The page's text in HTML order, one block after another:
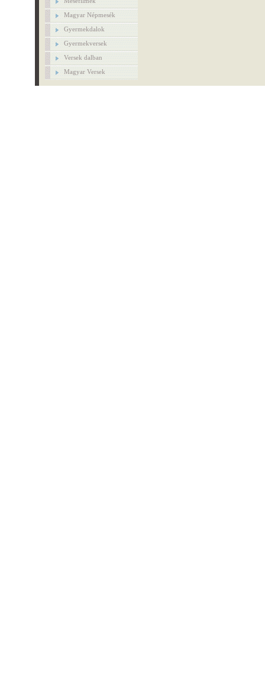
Magyar Népmesék
Gyermekdalok
Gyermekversek
Versek dalban
Magyar Versek